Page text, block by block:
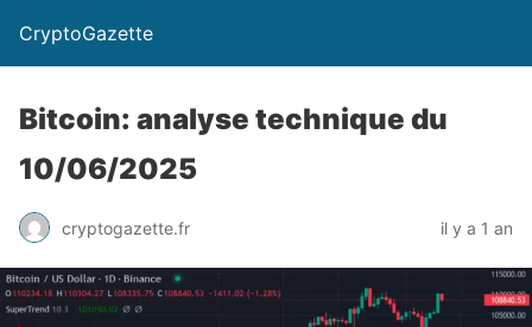
CryptoGazette
Bitcoin: analyse technique du
10/06/2025
cryptogazette.fr il y a 1 an